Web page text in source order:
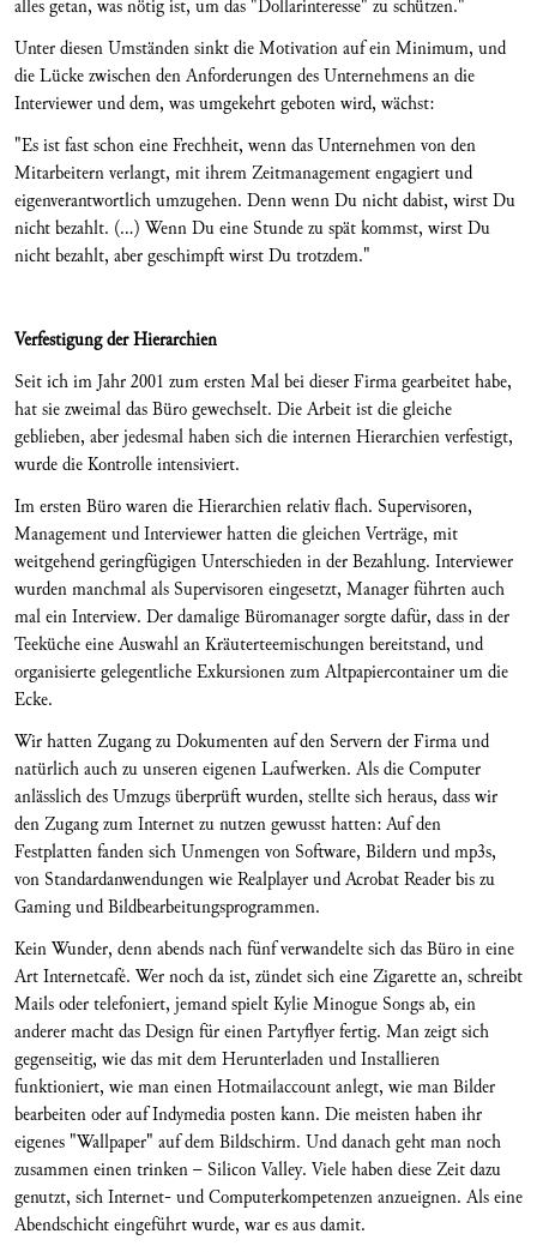
alles getan, was nötig ist, um das "Dollarinteresse" zu schützen."
Unter diesen Umständen sinkt die Motivation auf ein Minimum, und
die Lücke zwischen den Anforderungen des Unternehmens an die
Interviewer und dem, was umgekehrt geboten wird, wächst:
"Es ist fast schon eine Frechheit, wenn das Unternehmen von den
Mitarbeitern verlangt, mit ihrem Zeitmanagement engagiert und
eigenverantwortlich umzugehen. Denn wenn Du nicht dabist, wirst Du
nicht bezahlt. (...) Wenn Du eine Stunde zu spät kommst, wirst Du
nicht bezahlt, aber geschimpft wirst Du trotzdem."
Verfestigung der Hierarchien
Seit ich im Jahr 2001 zum ersten Mal bei dieser Firma gearbeitet habe,
hat sie zweimal das Büro gewechselt. Die Arbeit ist die gleiche
geblieben, aber jedesmal haben sich die internen Hierarchien verfestigt,
wurde die Kontrolle intensiviert.
Im ersten Büro waren die Hierarchien relativ flach. Supervisoren,
Management und Interviewer hatten die gleichen Verträge, mit
weitgehend geringfügigen Unterschieden in der Bezahlung. Interviewer
wurden manchmal als Supervisoren eingesetzt, Manager führten auch
mal ein Interview. Der damalige Büromanager sorgte dafür, dass in der
Teeküche eine Auswahl an Kräuterteemischungen bereitstand, und
organisierte gelegentliche Exkursionen zum Altpapiercontainer um die
Ecke.
Wir hatten Zugang zu Dokumenten auf den Servern der Firma und
natürlich auch zu unseren eigenen Laufwerken. Als die Computer
anlässlich des Umzugs überprüft wurden, stellte sich heraus, dass wir
den Zugang zum Internet zu nutzen gewusst hatten: Auf den
Festplatten fanden sich Unmengen von Software, Bildern und mp3s,
von Standardanwendungen wie Realplayer und Acrobat Reader bis zu
Gaming und Bildbearbeitungsprogrammen.
Kein Wunder, denn abends nach fünf verwandelte sich das Büro in eine
Art Internetcafé. Wer noch da ist, zündet sich eine Zigarette an, schreibt
Mails oder telefoniert, jemand spielt Kylie Minogue Songs ab, ein
anderer macht das Design für einen Partyflyer fertig. Man zeigt sich
gegenseitig, wie das mit dem Herunterladen und Installieren
funktioniert, wie man einen Hotmailaccount anlegt, wie man Bilder
bearbeiten oder auf Indymedia posten kann. Die meisten haben ihr
eigenes "Wallpaper" auf dem Bildschirm. Und danach geht man noch
zusammen einen trinken – Silicon Valley. Viele haben diese Zeit dazu
genutzt, sich Internet- und Computerkompetenzen anzueignen. Als eine
Abendschicht eingeführt wurde, war es aus damit.